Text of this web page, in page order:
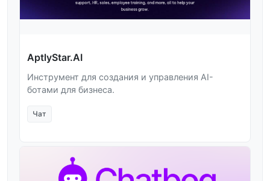
AptlyStar.AI
Инструмент для создания и управления AI-
ботами для бизнеса.
Чат